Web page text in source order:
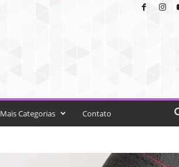
Mais Categorias Contato